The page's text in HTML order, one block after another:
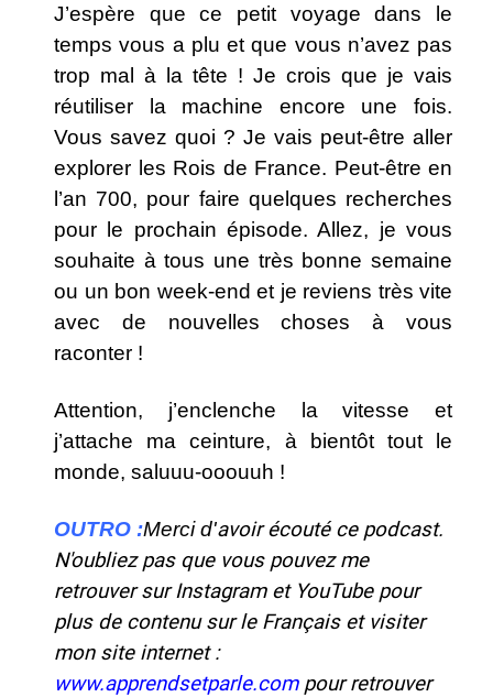
J’espère que ce petit voyage dans le
temps vous a plu et que vous n’avez pas
trop mal à la tête ! Je crois que je vais
réutiliser la machine encore une fois.
Vous savez quoi ? Je vais peut-être aller
explorer les Rois de France. Peut-être en
l’an 700, pour faire quelques recherches
pour le prochain épisode. Allez, je vous
souhaite à tous une très bonne semaine
ou un bon week-end et je reviens très vite
avec de nouvelles choses à vous
raconter !
Attention, j’enclenche la vitesse et
j’attache ma ceinture, à bientôt tout le
monde, saluuu-ooouuh !
OUTRO :Merci d'avoir écouté ce podcast.
N'oubliez pas que vous pouvez me
retrouver sur Instagram et YouTube pour
plus de contenu sur le Français et visiter
mon site internet :
www.apprendsetparle.compour retrouver